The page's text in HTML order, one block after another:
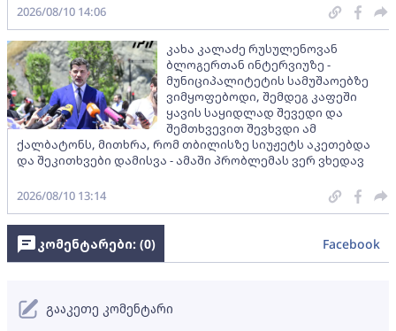
2026/08/10 14:06
კახა კალაძე რუსულენოვან
ბლოგერთან ინტერვიუზე -
მუნიციპალიტეტის სამუშაოებზე
ვიმყოფებოდი, შემდეგ კაფეში
ყავის საყიდლად შევედი და
შემთხვევით შევხვდი ამ
ქალბატონს, მითხრა, რომ თბილისზე სიუჟეტს აკეთებდა
და შეკითხვები დამისვა - ამაში პრობლემას ვერ ვხედავ
2026/08/10 13:14
კომენტარები: (0) Facebook
გააკეთე კომენტარი